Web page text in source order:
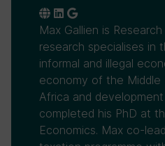
Max Gallien is
research specialises in
informal and illegal
economy of the Middle
Africa and
completed his PhD at
Economics. Max co-